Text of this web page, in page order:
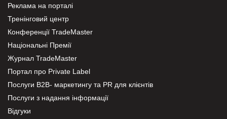
Реклама на порталі
Тренінговий центр
Конференції TradeMaster
Національні Премії
Журнал TradeMaster
Портал про Private Label
Послуги В2В- маркетингу та PR для клієнтів
Послуги з надання інформації
Відгуки